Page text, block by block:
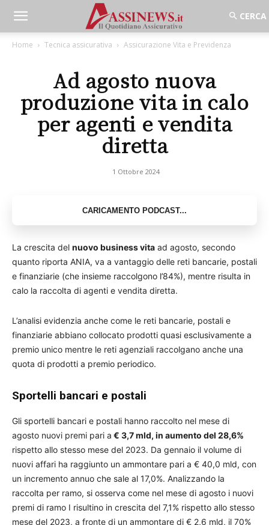
Home Tecnica assicurativa Assicurazione Vita e Previdenza
Ad agosto nuova
produzione vita in calo
per agenti e vendita
diretta
1 Ottobre 2024
La crescita del nuovo business vita ad agosto, secondo
quanto riporta ANIA, va a vantaggio delle reti bancarie, postali
e finanziarie (che insieme raccolgono l’84%), mentre risulta in
calo la raccolta di agenti e vendita diretta.
L’analisi evidenzia anche come le reti bancarie, postali e
finanziarie abbiano collocato prodotti quasi esclusivamente a
premio unico mentre le reti agenziali raccolgano anche una
quota di prodotti a premio periodico.
Sportelli bancari e postali
Gli sportelli bancari e postali hanno raccolto nel mese di
agosto nuovi premi pari a € 3,7 mld, in aumento del 28,6%
rispetto allo stesso mese del 2023. Da gennaio il volume di
nuovi affari ha raggiunto un ammontare pari a € 40,0 mld, con
un incremento annuo che sale al 17,0%. Analizzando la
raccolta per ramo, si osserva come nel mese di agosto i nuovi
premi di ramo I risultino in crescita del 7,1% rispetto allo stesso
mese del 2023, a fronte di un ammontare di € 2,6 mld, il 70%